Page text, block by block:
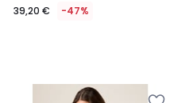
39,20 € -47%